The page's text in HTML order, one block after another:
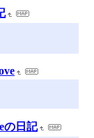
の日記